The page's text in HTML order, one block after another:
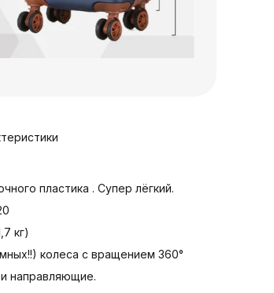
пластика . Супер лёгкий.
кг)
колеса с вращением 360°
направляющие.